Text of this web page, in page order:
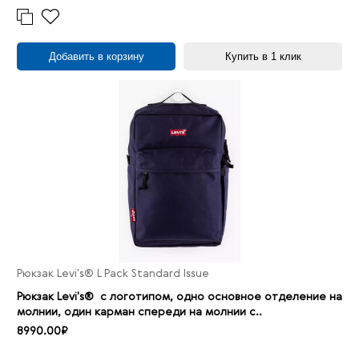
Добавить в корзину Купить в 1 клик
Рюкзак Levi's® L Pack Standard Issue
Рюкзак Levi's® с логотипом, одно основное отделение на
молнии, один карман спереди на молнии с..
8990.00₽